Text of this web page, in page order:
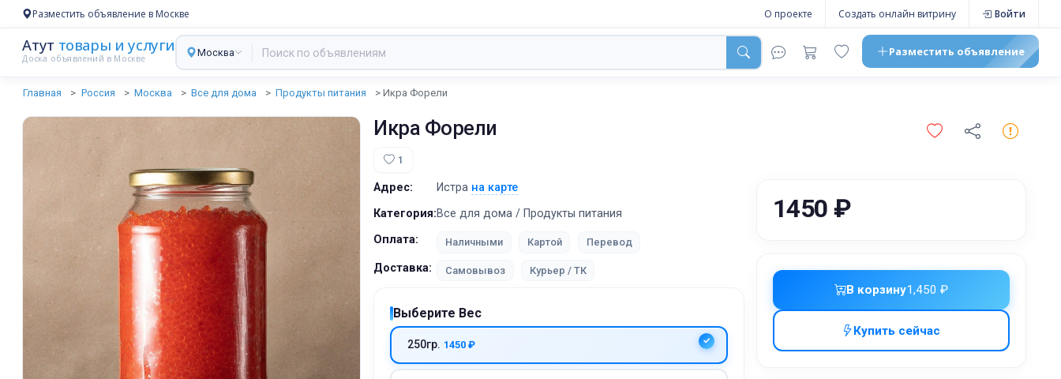
Разместить объявление в Москве О проекте Создать онлайн витрину Войти
Атут товары и услуги
Доска объявлений в Москве
Москва Разместить объявление
Главная Россия Москва Все для дома Продукты питания Икра Форели
Икра Форели
1
1450 ₽
В корзину1,450 ₽
Купить сейчас
Адрес: Истра на карте
Категория:Все для дома / Продукты питания
Оплата:
Наличными Картой Перевод
Доставка: Самовывоз Курьер / ТК
Выберите Вес
250гр. 1450 ₽